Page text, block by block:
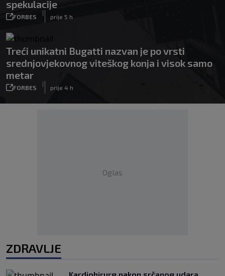
spekulacije
FORBES
|
prije 5 h
Treći unikatni Bugatti nazvan je po vrsti
srednjovjekovnog viteškog konja i visok samo
metar
FORBES
|
prije 4 h
Oglas
ZDRAVLJE